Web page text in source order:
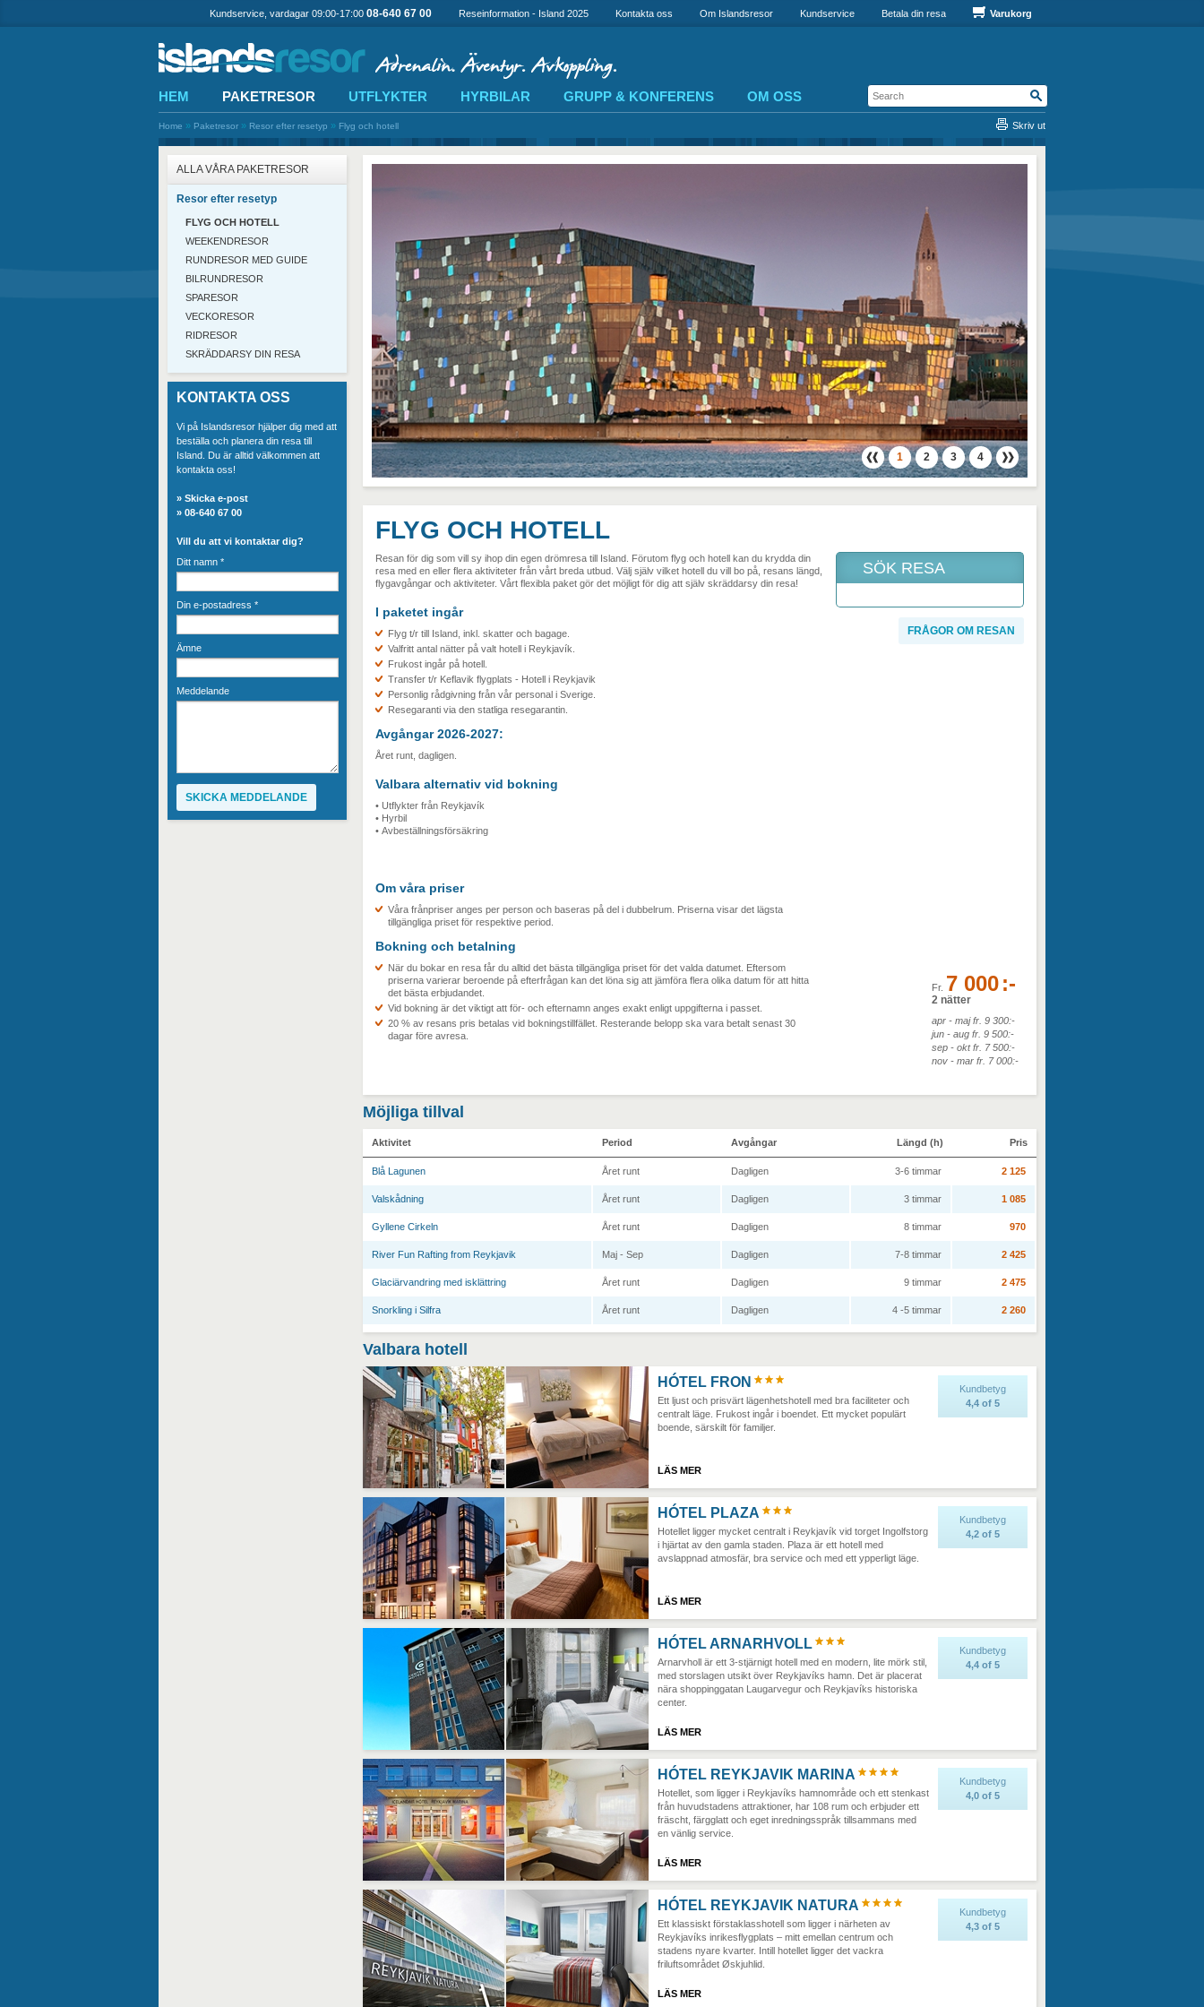
Home » Paketresor » Resor efter resetyp » Flyg och hotell Skriv ut
1 2 3 4
FLYG OCH HOTELL
Resan för dig som vill sy ihop din egen drömresa till Island. Förutom flyg och hotell kan du krydda din
resa med en eller flera aktiviteter från vårt breda utbud. Välj själv vilket hotell du vill bo på, resans längd,
flygavgångar och aktiviteter. Vårt flexibla paket gör det möjligt för dig att själv skräddarsy din resa!
I paketet ingår
Flyg t/r till Island, inkl. skatter och bagage.
Valfritt antal nätter på valt hotell i Reykjavík.
Frukost ingår på hotell.
Transfer t/r Keflavik flygplats - Hotell i Reykjavik
Personlig rådgivning från vår personal i Sverige.
Resegaranti via den statliga resegarantin.
Avgångar 2026-2027:
Året runt, dagligen.
Valbara alternativ vid bokning
• Utflykter från Reykjavík
• Hyrbil
• Avbeställningsförsäkring
Om våra priser
Våra frånpriser anges per person och baseras på del i dubbelrum. Priserna visar det lägsta
tillgängliga priset för respektive period.
Bokning och betalning
När du bokar en resa får du alltid det bästa tillgängliga priset för det valda datumet. Eftersom
priserna varierar beroende på efterfrågan kan det löna sig att jämföra flera olika datum för att hitta
det bästa erbjudandet.
Vid bokning är det viktigt att för- och efternamn anges exakt enligt uppgifterna i passet.
20 % av resans pris betalas vid bokningstillfället. Resterande belopp ska vara betalt senast 30
dagar före avresa.
SÖK RESA
FRÅGOR OM RESAN
Fr. 7 000:-
2 nätter
apr - maj fr. 9 300:-
jun - aug fr. 9 500:-
sep - okt fr. 7 500:-
nov - mar fr. 7 000:-
Möjliga tillval
Aktivitet Period Avgångar Längd (h) Pris
Blå Lagunen Året runt Dagligen 3-6 timmar 2 125
Valskådning Året runt Dagligen 3 timmar 1 085
Gyllene Cirkeln Året runt Dagligen 8 timmar 970
River Fun Rafting from Reykjavik Maj - Sep Dagligen 7-8 timmar 2 425
Glaciärvandring med isklättring Året runt Dagligen 9 timmar 2 475
Snorkling i Silfra Året runt Dagligen 4 -5 timmar 2 260
Valbara hotell
HÓTEL FRON
Ett ljust och prisvärt lägenhetshotell med bra faciliteter och
centralt läge. Frukost ingår i boendet. Ett mycket populärt
boende, särskilt för familjer.
Kundbetyg
4,4 of 5
LÄS MER
HÓTEL PLAZA
Hotellet ligger mycket centralt i Reykjavík vid torget Ingolfstorg
i hjärtat av den gamla staden. Plaza är ett hotell med
avslappnad atmosfär, bra service och med ett ypperligt läge.
Kundbetyg
4,2 of 5
LÄS MER
HÓTEL ARNARHVOLL
Arnarvholl är ett 3-stjärnigt hotell med en modern, lite mörk stil,
med storslagen utsikt över Reykjavíks hamn. Det är placerat
nära shoppinggatan Laugarvegur och Reykjavíks historiska
center.
Kundbetyg
4,4 of 5
LÄS MER
HÓTEL REYKJAVIK MARINA
Hotellet, som ligger i Reykjavíks hamnområde och ett stenkast
från huvudstadens attraktioner, har 108 rum och erbjuder ett
fräscht, färgglatt och eget inredningsspråk tillsammans med
en vänlig service.
Kundbetyg
4,0 of 5
LÄS MER
HÓTEL REYKJAVIK NATURA
Ett klassiskt förstaklasshotell som ligger i närheten av
Reykjavíks inrikesflygplats – mitt emellan centrum och
stadens nyare kvarter. Intill hotellet ligger det vackra
friluftsområdet Øskjuhlid.
Kundbetyg
4,3 of 5
LÄS MER
ALLA VÅRA PAKETRESOR
Resor efter resetyp
FLYG OCH HOTELL
WEEKENDRESOR
RUNDRESOR MED GUIDE
BILRUNDRESOR
SPARESOR
VECKORESOR
RIDRESOR
SKRÄDDARSY DIN RESA
KONTAKTA OSS
Vi på Islandsresor hjälper dig med att
beställa och planera din resa till
Island. Du är alltid välkommen att
kontakta oss!
» Skicka e-post
» 08-640 67 00
Vill du att vi kontaktar dig?
Ditt namn *
Din e-postadress *
Ämne
Meddelande
HEM PAKETRESOR UTFLYKTER HYRBILAR GRUPP & KONFERENS OM OSS
Reseinformation - Island 2025 Kontakta oss Om Islandsresor Kundservice Betala din resa Varukorg
Kundservice, vardagar 09:00-17:00 08-640 67 00